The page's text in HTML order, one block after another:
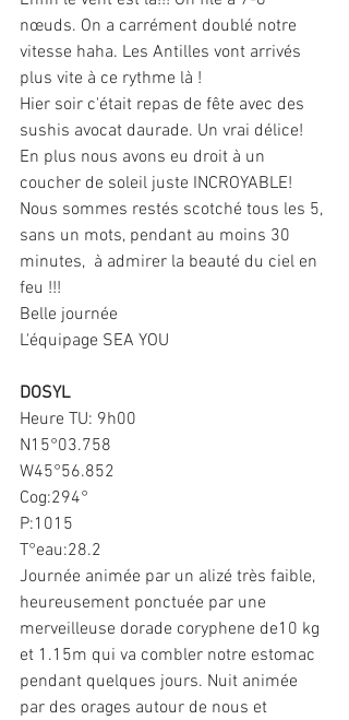
nœuds. On a carrément doublé notre
vitesse haha. Les Antilles vont arrivés
plus vite à ce rythme là !
Hier soir c'était repas de fête avec des
sushis avocat daurade. Un vrai délice!
En plus nous avons eu droit à un
coucher de soleil juste INCROYABLE!
Nous sommes restés scotché tous les 5,
sans un mots, pendant au moins 30
minutes,  à admirer la beauté du ciel en
feu !!!
Belle journée
L'équipage SEA YOU
DOSYL
Heure TU: 9h00﻿
N15°03.758
W45°56.852
Cog:294°
P:1015
T°eau:28.2
Journée animée par un alizé très faible,
heureusement ponctuée par une
merveilleuse dorade coryphene de10 kg
et 1.15m qui va combler notre estomac
pendant quelques jours. Nuit animée
par des orages autour de nous et